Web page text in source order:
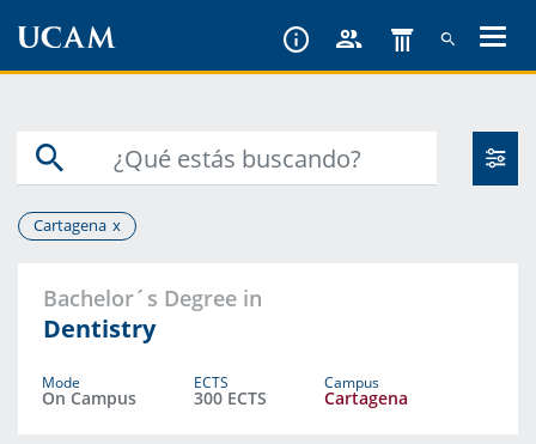
Cartagena
Bachelor´s Degree in
Dentistry
Mode
On Campus
ECTS
300 ECTS
Campus
Cartagena